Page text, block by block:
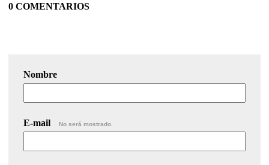
0 COMENTARIOS
Nombre
E-mail No será mostrado.